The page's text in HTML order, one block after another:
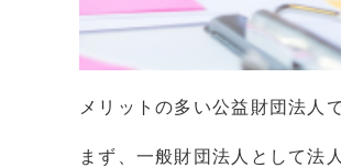
メリットの多い公益財団法人
まず、一般財団法人として法